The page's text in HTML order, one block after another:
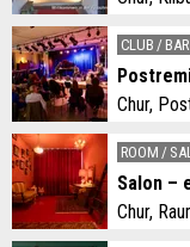
CLUB /
Chur,
ROOM /
Chur,